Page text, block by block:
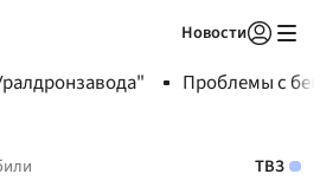
Новости
Проблемы с
ТВЗ